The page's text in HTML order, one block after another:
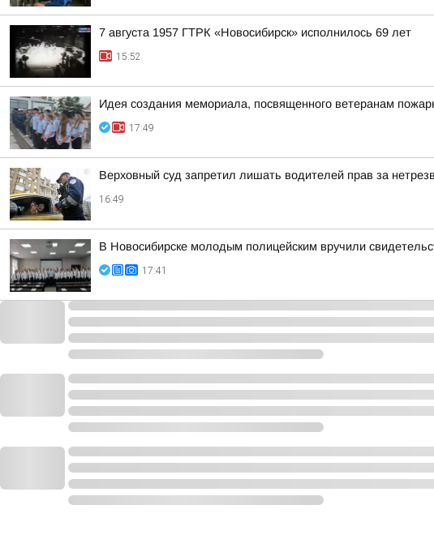
7 августа 1957 ГТРК «Новосибирск» исполнилось 69 лет
15:52
Идея создания мемориала, посвященного ветеранам
17:49
Верховный суд запретил лишать водителей прав за
16:49
В Новосибирске молодым полицейским вручили
17:41